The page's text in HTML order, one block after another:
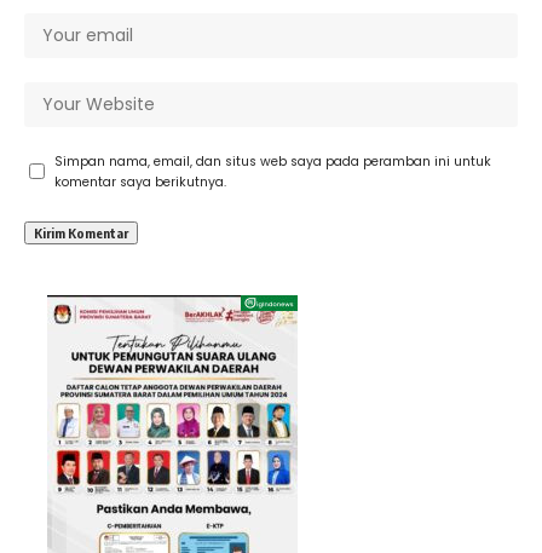
Simpan nama, email, dan situs web saya pada peramban ini untuk
komentar saya berikutnya.